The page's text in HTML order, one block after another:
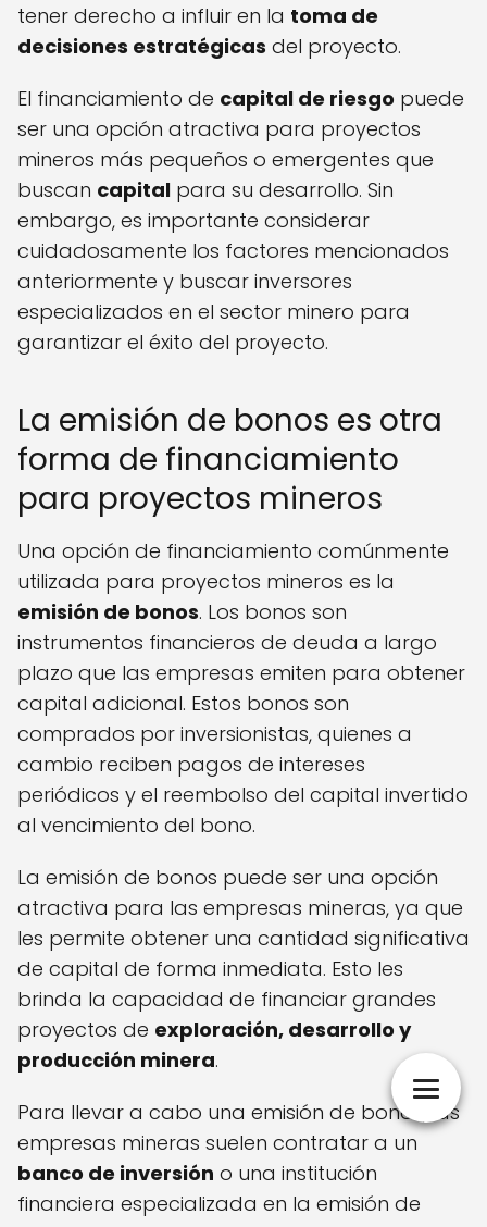
tener derecho a influir en la toma de
decisiones estratégicas del proyecto.
El financiamiento de capital de riesgo puede
ser una opción atractiva para proyectos
mineros más pequeños o emergentes que
buscan capital para su desarrollo. Sin
embargo, es importante considerar
cuidadosamente los factores mencionados
anteriormente y buscar inversores
especializados en el sector minero para
garantizar el éxito del proyecto.
La emisión de bonos es otra
forma de financiamiento
para proyectos mineros
Una opción de financiamiento comúnmente
utilizada para proyectos mineros es la
emisión de bonos. Los bonos son
instrumentos financieros de deuda a largo
plazo que las empresas emiten para obtener
capital adicional. Estos bonos son
comprados por inversionistas, quienes a
cambio reciben pagos de intereses
periódicos y el reembolso del capital invertido
al vencimiento del bono.
La emisión de bonos puede ser una opción
atractiva para las empresas mineras, ya que
les permite obtener una cantidad significativa
de capital de forma inmediata. Esto les
brinda la capacidad de financiar grandes
proyectos de exploración, desarrollo y
producción minera.
Para llevar a cabo una emisión de bonos, las
empresas mineras suelen contratar a un
banco de inversión o una institución
financiera especializada en la emisión de